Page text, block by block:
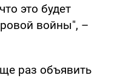
это будет
войны", –
раз объявить